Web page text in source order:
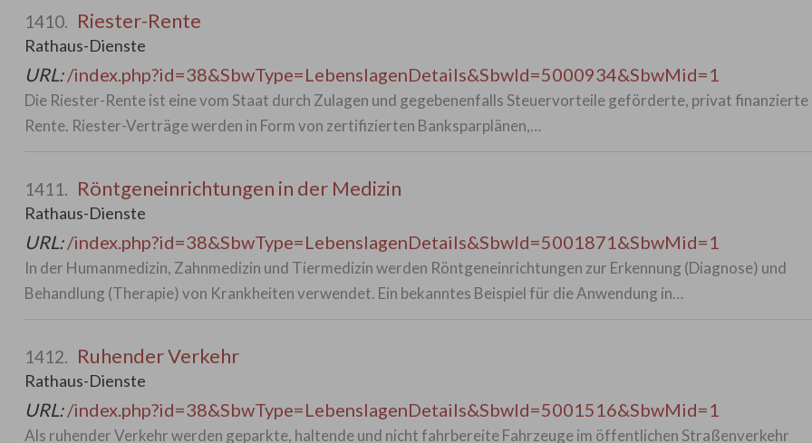
1410. Riester-Rente
Rathaus-Dienste
URL: /index.php?id=38&SbwType=LebenslagenDetails&SbwId=5000934&SbwMid=1
Die Riester-Rente ist eine vom Staat durch Zulagen und gegebenenfalls Steuervorteile geförderte, privat finanzierte
Rente. Riester-Verträge werden in Form von zertifizierten Banksparplänen,…
1411. Röntgeneinrichtungen in der Medizin
Rathaus-Dienste
URL: /index.php?id=38&SbwType=LebenslagenDetails&SbwId=5001871&SbwMid=1
In der Humanmedizin, Zahnmedizin und Tiermedizin werden Röntgeneinrichtungen zur Erkennung (Diagnose) und
Behandlung (Therapie) von Krankheiten verwendet. Ein bekanntes Beispiel für die Anwendung in…
1412. Ruhender Verkehr
Rathaus-Dienste
URL: /index.php?id=38&SbwType=LebenslagenDetails&SbwId=5001516&SbwMid=1
Als ruhender Verkehr werden geparkte, haltende und nicht fahrbereite Fahrzeuge im öffentlichen Straßenverkehr